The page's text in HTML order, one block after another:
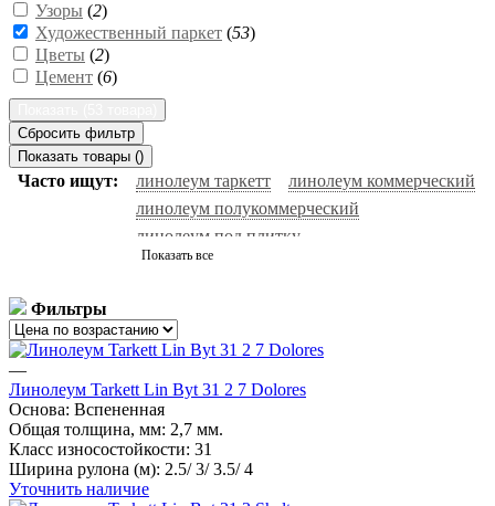
Узоры (2)
Художественный паркет (53)
Цветы (2)
Цемент (6)
Сбросить фильтр
Показать товары ()
Часто ищут: линолеум таркетт
линолеум коммерческий
линолеум полукоммерческий
линолеум под плитку
гомогенный линолеум
линолеум под ламинат
черный линолеум
белый линолеум
натуральный линолеум
линолеум бытовой
линолеум forbo
гетерогенный линолеум
линолеум ютекс
линолеум под дерево
линолеум ivc
линолеум таркетт идиллия нова
сценический линолеум
Показать все
Фильтры
—
Линолеум Tarkett Lin Byt 31 2 7 Dolores
Основа: Вспененная
Общая толщина, мм: 2,7 мм.
Класс износостойкости: 31
Ширина рулона (м): 2.5/ 3/ 3.5/ 4
Уточнить наличие